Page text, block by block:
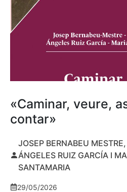
«Caminar, veure,
contar»
JOSEP BERNABEU
ÁNGELES RUIZ GARCÍA I
SANTAMARIA
29/05/2026